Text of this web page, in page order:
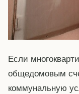
Если
общедомовым
коммунальную